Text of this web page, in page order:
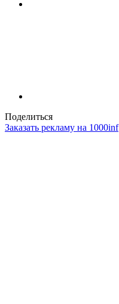
Поделиться
Заказать рекламу на 1000inf